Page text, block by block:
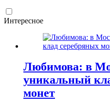
Интересное
Любимова: в
уникальный
монет